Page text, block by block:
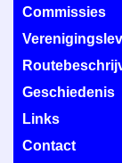
Commissies
Geschiedenis
Links
Contact